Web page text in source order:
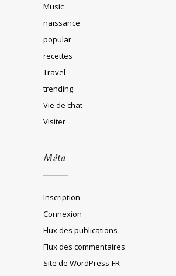
Music
naissance
popular
recettes
Travel
trending
Vie de chat
Visiter
Méta
Inscription
Connexion
Flux des publications
Flux des commentaires
Site de WordPress-FR